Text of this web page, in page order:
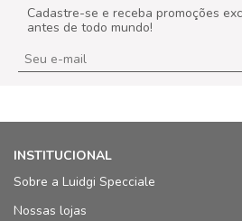
Cadastre-se e receba promoções
antes de todo mundo!
INSTITUCIONAL
Sobre a Luidgi Specciale
Nossas lojas